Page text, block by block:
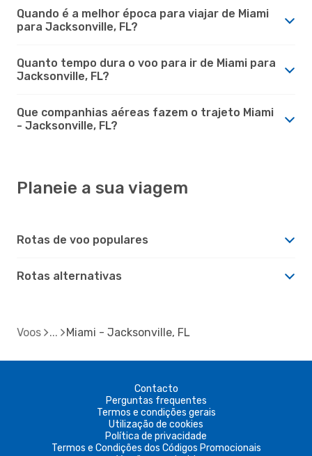
Quando é a melhor época para viajar de Miami
para Jacksonville, FL?
Quanto tempo dura o voo para ir de Miami para
Jacksonville, FL?
Que companhias aéreas fazem o trajeto Miami
- Jacksonville, FL?
Planeie a sua viagem
Rotas de voo populares
Rotas alternativas
Voos Miami - Jacksonville, FL
Contacto
Perguntas frequentes
Termos e condições gerais
Utilização de cookies
Política de privacidade
Termos e Condições dos Códigos Promocionais